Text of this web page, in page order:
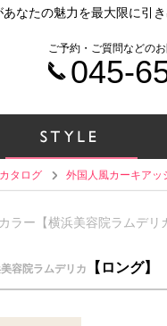
ご予約・ご質問などの
045-
タログ 外国人風カーキアッ
ラー【横浜美容院ラムデリ
容院ラムデリカ 【ロング】